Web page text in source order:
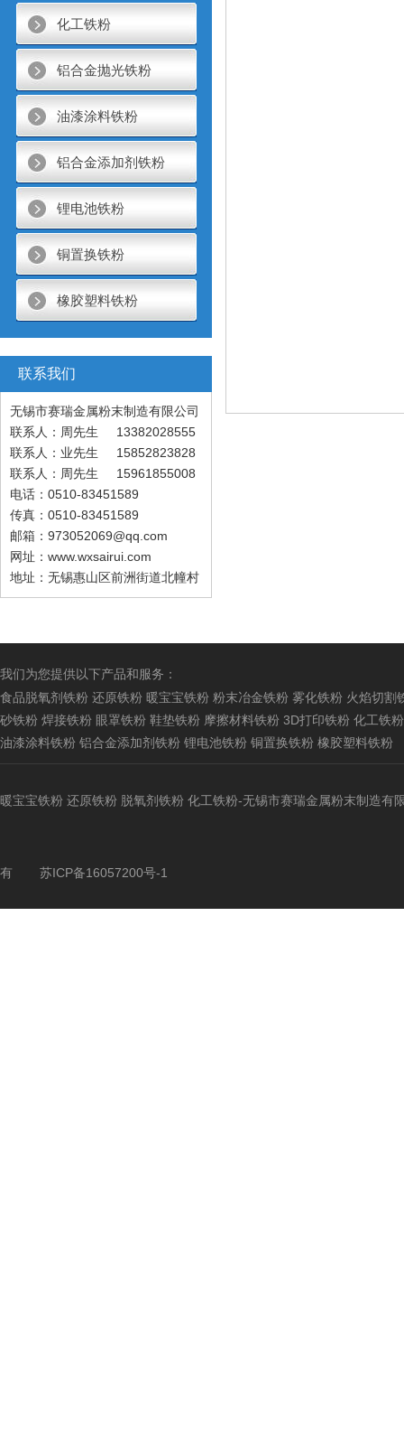
化工铁粉
铝合金抛光铁粉
油漆涂料铁粉
铝合金添加剂铁粉
锂电池铁粉
铜置换铁粉
橡胶塑料铁粉
联系我们
无锡市赛瑞金属粉末制造有限公司
联系人：周先生 13382028555
联系人：业先生 15852823828
联系人：周先生 15961855008
电话：0510-83451589
传真：0510-83451589
邮箱：973052069@qq.com
网址：www.wxsairui.com
地址：无锡惠山区前洲街道北幢村
我们为您提供以下产品和服务：
食品脱氧剂铁粉 还原铁粉 暖宝宝铁粉 粉末冶金铁粉 雾化铁粉 火焰切割
砂铁粉 焊接铁粉 眼罩铁粉 鞋垫铁粉 摩擦材料铁粉 3D打印铁粉 化工铁粉
油漆涂料铁粉 铝合金添加剂铁粉 锂电池铁粉 铜置换铁粉 橡胶塑料铁粉
暖宝宝铁粉 还原铁粉 脱氧剂铁粉 化工铁粉-无锡市赛瑞金属粉末制造有
有 苏ICP备16057200号-1